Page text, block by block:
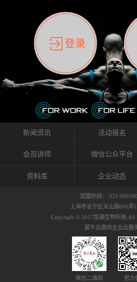
消失，贴布也没
关节的半月板贴
它都很坚强的贴
象。不同的条件
皮肤的敏感度也
的，是在研发生
性，减少贴布本
么原因引起的过
仅供大家参考，
们分析解剖下过
KINESIO贴布贴
原因，简单分为
括：1）面料的
能会给皮肤带来
的控制仍有许多
各种各样的酵素
了适合居住的环
因子是一种酶的
有毒细菌和无毒
的作用。 Kinesio
间内表现出症状
对身体没有伤害
状。 但是，由于
坏，各种细胞就
态下，细胞因子
间传递适当的修
因子级联；细胞
者甚至提供不需
自然愈合能力不
恶化的环境。
决这些问题。
疗法）的概念是
（抑制热的上升
作出来。 特别地
Tappling®（
长时间给予适...
间，还可以在单
激。通过对间质
筋膜，对关节进
的治疗区域。
肤上下左右运动
织的筋膜。它可
放压力，刺激深
种可以改变肌肉
关系的方法。
官。研究人员认
且柔软的蛋白质
流体的空间构成
最大的脏器，约
内流通，有助于
周围进行轻柔的
到辅助修复损伤
膜，韧带和关节
体力学理论加濑
人流体力学理论
的纤细筋膜的性
登录
新闻资讯 活动报名
会员讲师 微信公众平台
资料库 企业动态
加盟热线： 021-
上海市长宁区天山路600弄
Copyright © 2017加濑生物科技.All
犀牛云提供企业云服
微信二维码 官方